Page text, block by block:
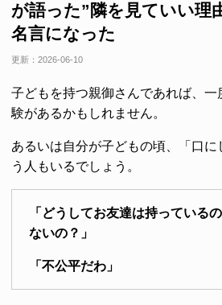
が語った”隣を見ていい理
名言になった
更新： 2026-06-10
子どもを持つ親御さんであれば、一
験があるかもしれません。
あるいは自分が子どもの頃、「口
う人もいるでしょう。
「どうしてお友達は持っている
ないの？」
「不公平だわ」